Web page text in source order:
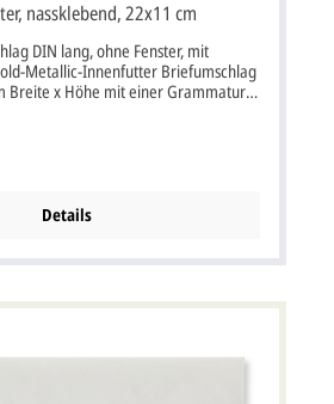
nassklebend, 22x11 cm
DIN lang, ohne Fenster, mit
Metallic-Innenfutter Briefumschlag
Breite x Höhe mit einer Grammatur
Nassklebung, Sattelklappe,
Gutscheine und vieles
Details